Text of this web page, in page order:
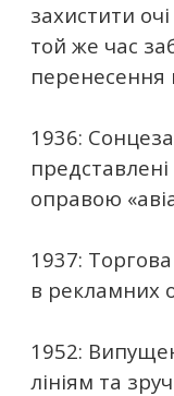
захистити
той же час
перенесення
1936:
оправою
1937:
в рекламних
1952:
лініям та